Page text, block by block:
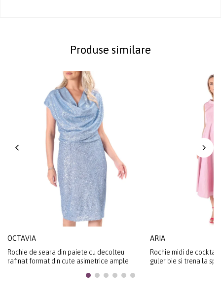
Produse similare
OCTAVIA
Rochie de seara din paiete cu decolteu
rafinat format din cute asimetrice ample
ARIA
Rochie midi de
guler bie si trena la